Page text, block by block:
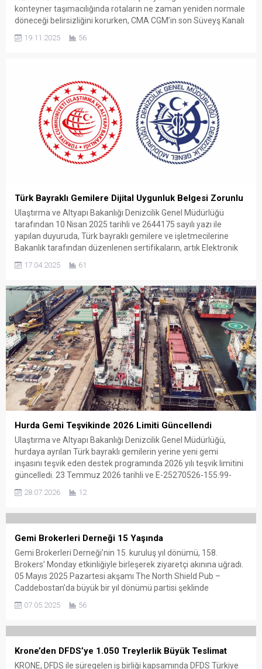
konteyner taşımacılığında rotaların ne zaman yeniden normale
döneceği belirsizliğini korurken, CMA CGM’in son Süveyş Kanalı
yeniden Süveyş üzerinden kullanması, büyük Doğu–Batı taşıyıcı
19.11.2025 56
Türk Bayraklı Gemilere Dijital Uygunluk Belgesi Zorunlu
Ulaştırma ve Altyapı Bakanlığı Denizcilik Genel Müdürlüğü
tarafından 10 Nisan 2025 tarihli ve 2644175 sayılı yazı ile
yapılan duyuruda, Türk bayraklı gemilere ve işletmecilerine
Bakanlık tarafından düzenlenen sertifikaların, artık Elektronik
şekilde yayınlanmaya başlandığı bildirildi. Yapılan açıklamada,
17.04.2025 61
Hurda Gemi Teşvikinde 2026 Limiti Güncellendi
Ulaştırma ve Altyapı Bakanlığı Denizcilik Genel Müdürlüğü,
hurdaya ayrılan Türk bayraklı gemilerin yerine yeni gemi
inşasını teşvik eden destek programında 2026 yılı teşvik limitini
güncelledi. 23 Temmuz 2026 tarihli ve E-25270526-155.99-
yıl içinde kullanılabilecek teşvik kapasitesi yeniden belirlendi.
göre, daha önce 30 Haziran 2026 tarihli yazıyla 2026 yılı için 46
bin 509 groston (GT) karşılığında 17,4 milyon
ABD doları tutarında teşvik...
28.07.2026 12
Gemi Brokerleri Derneği 15 Yaşında
Gemi Brokerleri Derneği’nin 15. kuruluş yıl dönümü, 158.
Brokers’ Monday etkinliğiyle birleşerek ziyaretçi akınına uğradı.
05 Mayıs 2025 Pazartesi akşamı The North Shield Pub –
Caddebostan’da büyük bir yıl dönümü partisi şeklinde
getirdi. Etkinlikte dernek üyeleri, kendilerine özel belgesel
07.05.2025 56
Krone’den DFDS’ye 1.050 Treylerlik Büyük Teslimat
KRONE, DFDS ile süregelen iş birliği kapsamında DFDS Türkiye